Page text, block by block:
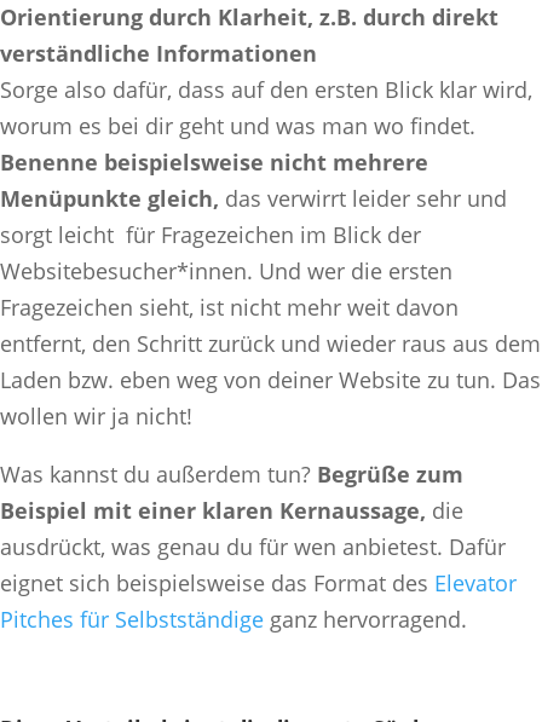
Orientierung durch Klarheit, z.B. durch direkt
verständliche Informationen
Sorge also dafür, dass auf den ersten Blick klar wird,
worum es bei dir geht und was man wo findet.
Benenne beispielsweise nicht mehrere
Menüpunkte gleich, das verwirrt leider sehr und
sorgt leicht für Fragezeichen im Blick der
Websitebesucher*innen. Und wer die ersten
Fragezeichen sieht, ist nicht mehr weit davon
entfernt, den Schritt zurück und wieder raus aus dem
Laden bzw. eben weg von deiner Website zu tun. Das
wollen wir ja nicht!
Was kannst du außerdem tun? Begrüße zum
Beispiel mit einer klaren Kernaussage, die
ausdrückt, was genau du für wen anbietest. Dafür
eignet sich beispielsweise das Format des Elevator
Pitches für Selbstständige ganz hervorragend.